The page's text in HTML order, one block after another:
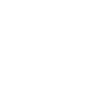
recenzji: 296